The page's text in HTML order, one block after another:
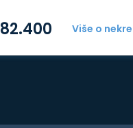
Više o
82.400